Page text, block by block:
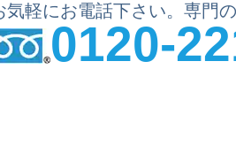
気軽にお電話下さい。専門
0120-